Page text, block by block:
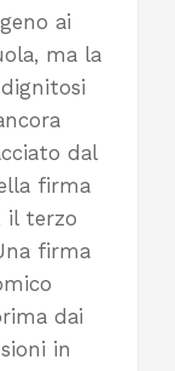
ai
ma la
dal
firma
il terzo
firma
dai
in